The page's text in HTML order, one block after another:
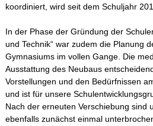
Fächer
Schulleben
Schulfahrten
koordiniert, wird seit dem Schuljahr
In der Phase der Gründung der
und Technik“ war zudem die Planung
Gymnasiums im vollen Gange. Die
Ausstattung des Neubaus
Vorstellungen und den Bedürfnissen
und ist für unsere
Nach der erneuten Verschiebung sind
ebenfalls zunächst einmal